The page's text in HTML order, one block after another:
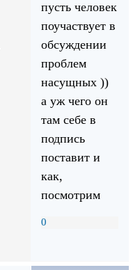
пусть человек
поучаствует в
обсуждении
проблем
насущных ))
а уж чего он
там себе в
подпись
поставит и
как,
посмотрим
0